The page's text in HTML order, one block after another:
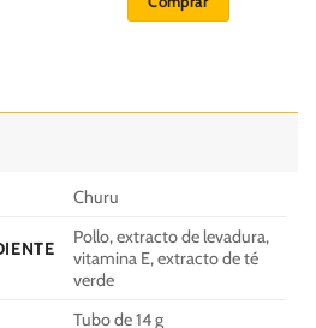
Churu
Pollo, extracto de levadura,
vitamina E, extracto de té
verde
Tubo de 14 g